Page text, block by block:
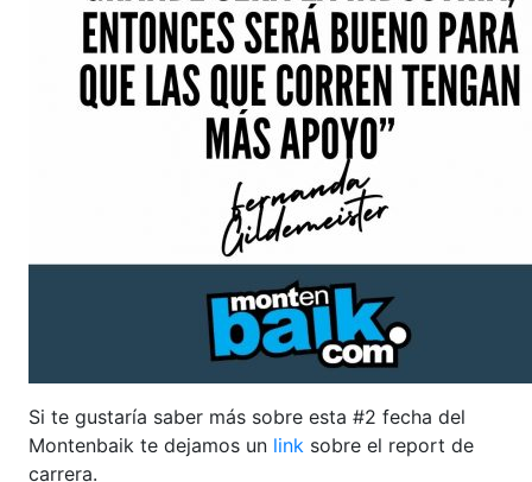
Si te gustaría saber más sobre esta #2 fecha del
Montenbaik te dejamos un link sobre el report de
carrera.